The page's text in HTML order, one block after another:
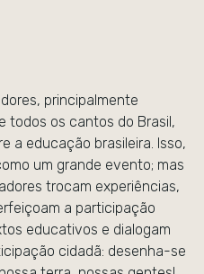
principalmente
todos os cantos do Brasil,
a educação brasileira. Isso,
um grande evento; mas
trocam experiências,
a participação
educativos e dialogam
cidadã: desenha-se